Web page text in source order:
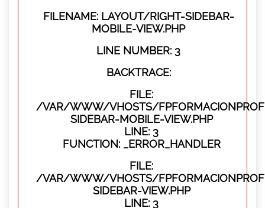
FILENAME: LAYOUT/RIGHT-SIDEBAR-
MOBILE-VIEW.PHP
LINE NUMBER: 3
BACKTRACE:
FILE:
/VAR/WWW/VHOSTS/
SIDEBAR-MOBILE-VIEW.PHP
LINE: 3
FUNCTION: _ERROR_HANDLER
FILE:
/VAR/WWW/VHOSTS/
SIDEBAR-VIEW.PHP
LINE: 3